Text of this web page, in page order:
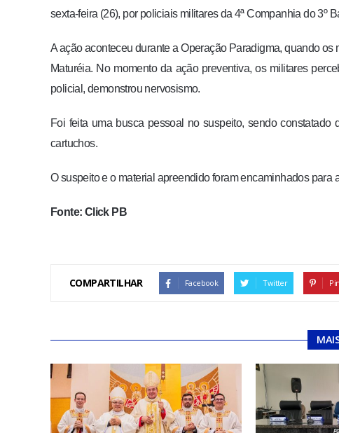
sexta-feira (26), por policiais militares da 4ª Companhia do 3º
A ação aconteceu durante a Operação Paradigma, quando
Maturéia. No momento da ação preventiva, os militares
policial, demonstrou nervosismo.
Foi feita uma busca pessoal no suspeito, sendo
cartuchos.
O suspeito e o material apreendido foram encaminhados para
Fonte: Click PB
COMPARTILHAR Facebook Twitter